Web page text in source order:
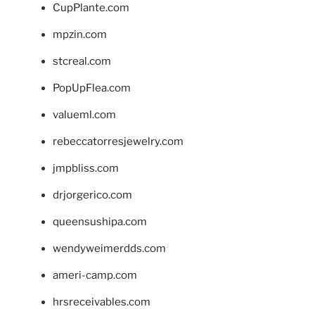
CupPlante.com
mpzin.com
stcreal.com
PopUpFlea.com
valueml.com
rebeccatorresjewelry.com
jmpbliss.com
drjorgerico.com
queensushipa.com
wendyweimerdds.com
ameri-camp.com
hrsreceivables.com